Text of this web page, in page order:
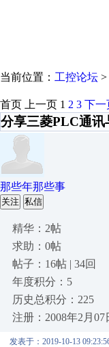
当前位置： 工控论坛 >
首页 上一页 1 2 3 下一
分享三菱PLC通讯
那些年那些事
关注 私信
精华：2帖
求助：0帖
帖子：16帖 | 34回
年度积分：5
历史总积分：225
注册：2008年2月07
发表于：2019-10-13